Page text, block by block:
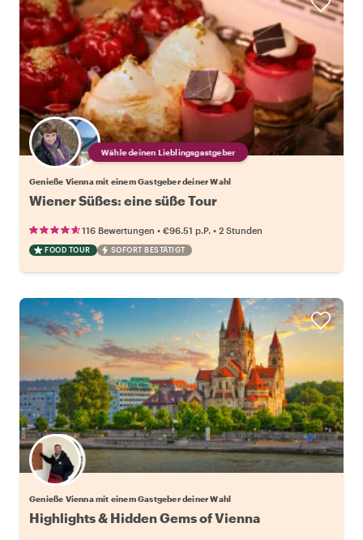
Wähle deinen Lieblingsgastgeber
Genieße Vienna mit einem Gastgeber deiner Wahl
Wiener Süßes: eine süße Tour
116 Bewertungen • €96.51 p.P. • 2 Stunden
FOOD TOUR SOFORT BESTÄTIGT
Genieße Vienna mit einem Gastgeber deiner Wahl
Highlights & Hidden Gems of Vienna